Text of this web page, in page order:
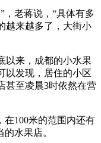
，老蒋说，“具体有多
越来越多了，大街小
以来，成都的小水果
以发现，居住的小区
甚至凌晨3时依然在营
在100米的范围内还有
水果店。